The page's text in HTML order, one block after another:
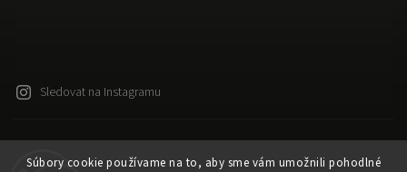
Súbory cookie používame na to, aby sme vám umožnili pohodlné
Sledovat na Instagramu
Copyright 2026
. Všechna práva vyhrazena.